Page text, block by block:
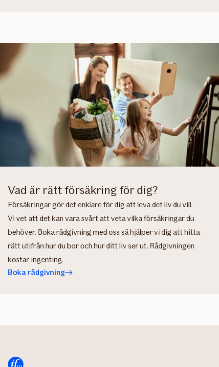
Vad är rätt försäkring för dig?
Försäkringar gör det enklare för dig att leva det liv du vill.
Vi vet att det kan vara svårt att veta vilka försäkringar du
behöver. Boka rådgivning med oss så hjälper vi dig att hitta
rätt utifrån hur du bor och hur ditt liv ser ut. Rådgivningen
kostar ingenting.
Boka rådgivning